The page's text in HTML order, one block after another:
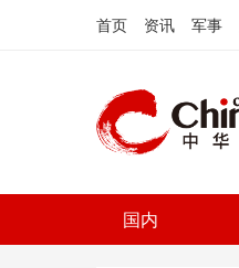
首页 资讯 军事
国内